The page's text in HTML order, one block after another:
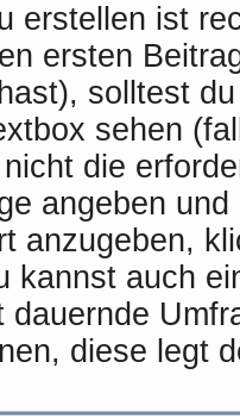
erstellen ist
ersten
solltest
sehen
die
angeben
anzugeben,
kannst auch
dauernde
diese legt